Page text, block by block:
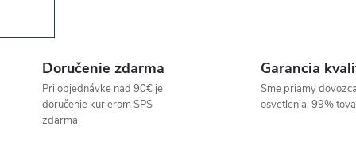
Doručenie zdarma
Pri objednávke nad 90€ je
doručenie kurierom SPS
zdarma
Garancia
Sme priamy
osvetlenia, 99%